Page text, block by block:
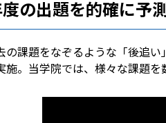
の出題を的確に予
の課題をなぞるような「後追
施。当学院では、様々な課題